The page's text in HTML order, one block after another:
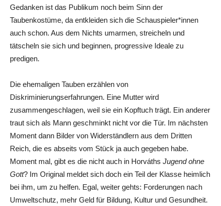
Gedanken ist das Publikum noch beim Sinn der
Taubenkostüme, da entkleiden sich die Schauspieler*innen
auch schon. Aus dem Nichts umarmen, streicheln und
tätscheln sie sich und beginnen, progressive Ideale zu
predigen.
Die ehemaligen Tauben erzählen von
Diskriminierungserfahrungen. Eine Mutter wird
zusammengeschlagen, weil sie ein Kopftuch trägt. Ein anderer
traut sich als Mann geschminkt nicht vor die Tür. Im nächsten
Moment dann Bilder von Widerständlern aus dem Dritten
Reich, die es abseits vom Stück ja auch gegeben habe.
Moment mal, gibt es die nicht auch in Horváths Jugend ohne
Gott? Im Original meldet sich doch ein Teil der Klasse heimlich
bei ihm, um zu helfen. Egal, weiter gehts: Forderungen nach
Umweltschutz, mehr Geld für Bildung, Kultur und Gesundheit.